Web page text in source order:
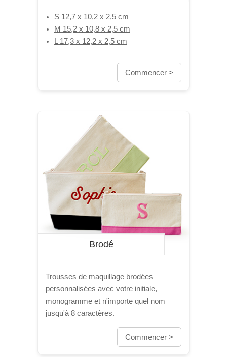
S 12,7 x 10,2 x 2,5 cm
M 15,2 x 10,8 x 2,5 cm
L 17,3 x 12,2 x 2,5 cm
Commencer >
Brodé
Trousses de maquillage brodées
personnalisées avec votre initiale,
monogramme et n'importe quel nom
jusqu'à 8 caractères.
Commencer >